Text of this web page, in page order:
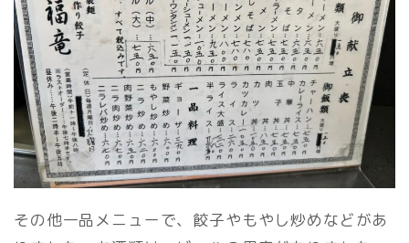
その他一品メニューで、餃子やもやし炒めなどがあ